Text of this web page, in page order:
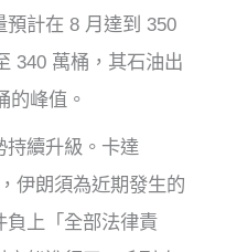
計在 8 月達到 350
340 萬桶，其石油出
的峰值。
持續升級。卡達
伊朗須為近期發生的
負上「全部法律責